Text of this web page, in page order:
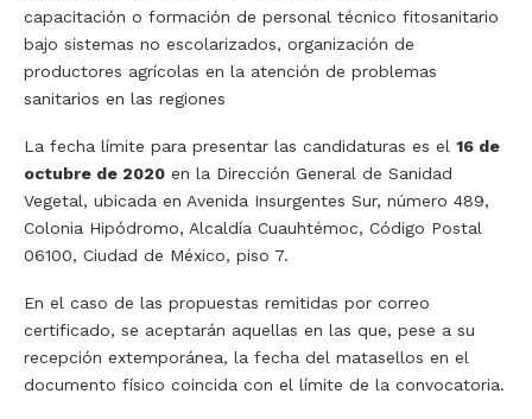
capacitación o formación de personal técnico fitosanitario
bajo sistemas no escolarizados, organización de
productores agrícolas en la atención de problemas
sanitarios en las regiones
La fecha límite para presentar las candidaturas es el 16 de
octubre de 2020 en la Dirección General de Sanidad
Vegetal, ubicada en Avenida Insurgentes Sur, número 489,
Colonia Hipódromo, Alcaldía Cuauhtémoc, Código Postal
06100, Ciudad de México, piso 7.
En el caso de las propuestas remitidas por correo
certificado, se aceptarán aquellas en las que, pese a su
recepción extemporánea, la fecha del matasellos en el
documento físico coincida con el límite de la convocatoria.